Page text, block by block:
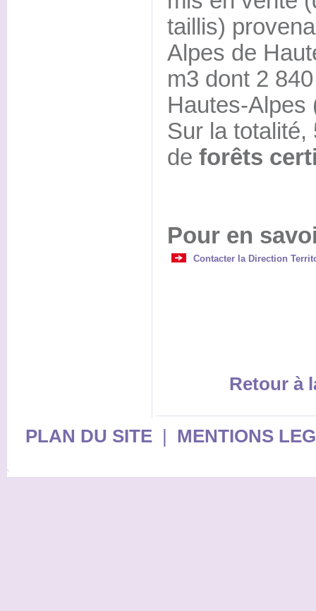
taillis)
Alpes de
m3 dont 2
Hautes-Alpes
Sur la totalité,
de forêts
Pour en
Contacter la Direction
Retour à
PLAN DU SITE| MENTIONS